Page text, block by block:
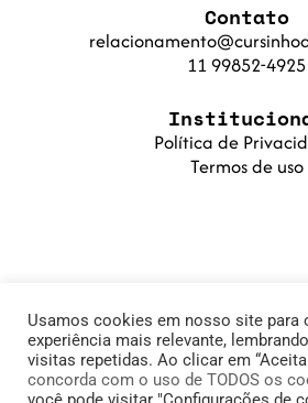
Política de
Termos de uso
Contato
11 99852-4925
© 2025 Cursinho da Poli.
Usamos cookies em nosso site para
experiência mais relevante,
visitas repetidas. Ao clicar em
concorda com o uso de TODOS os